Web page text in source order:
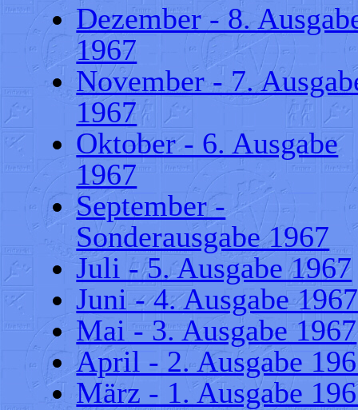
Dezember - 8.
1967
November - 7.
1967
Oktober - 6. Ausgabe
1967
September -
Sonderausgabe 1967
Juli - 5. Ausgabe 1967
Juni - 4. Ausgabe 1967
Mai - 3. Ausgabe 1967
April - 2. Ausgabe
März - 1. Ausgabe